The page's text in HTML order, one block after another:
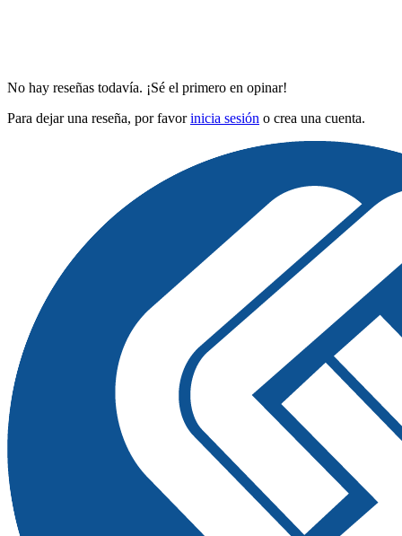
No hay reseñas todavía. ¡Sé el primero en opinar!
Para dejar una reseña, por favorinicia sesión o crea una cuenta.